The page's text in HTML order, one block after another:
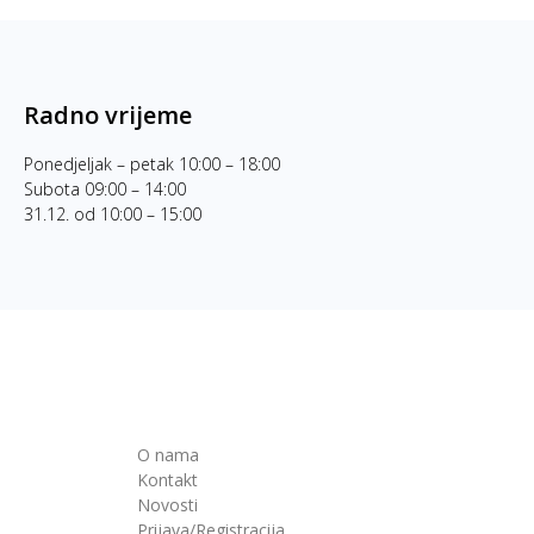
Radno vrijeme
Ponedjeljak – petak 10:00 – 18:00
Subota 09:00 – 14:00
31.12. od 10:00 – 15:00
O nama
Kontakt
Novosti